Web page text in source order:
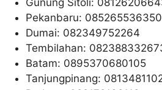
Pekanbaru: 085265536350
Dumai: 082349752264
Tembilahan:
Batam: 0895370680105
Tanjungpinang: